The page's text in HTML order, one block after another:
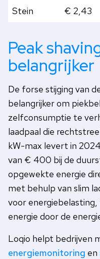
Stein € 2,43
Peak
belangrijker
De forse stijging van
belangrijker om
zelfconsumptie te
laadpaal die
kW-max levert in
van € 400 bij de
opgewekte energie
met behulp van slim
voor
energie door de
Loqio helpt bedrijven
energiemonitoring en